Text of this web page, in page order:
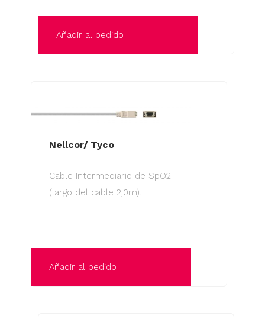
Añadir al pedido
Nellcor/ Tyco
Cable Intermediario de SpO2
(largo del cable 2,0m).
Añadir al pedido